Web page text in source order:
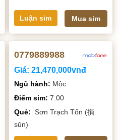
Luận sim Mua sim
0779889988
Giá:21,470,000vnđ
Ngũ hành: Mộc
Điểm sim:7.00
Quẻ: Sơn Trạch Tổn (損
sǔn)